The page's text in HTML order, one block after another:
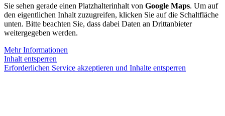
Sie sehen gerade einen Platzhalterinhalt von Google Maps. Um auf
den eigentlichen Inhalt zuzugreifen, klicken Sie auf die Schaltfläche
unten. Bitte beachten Sie, dass dabei Daten an Drittanbieter
weitergegeben werden.
Mehr Informationen
Inhalt entsperren
Erforderlichen Service akzeptieren und Inhalte entsperren